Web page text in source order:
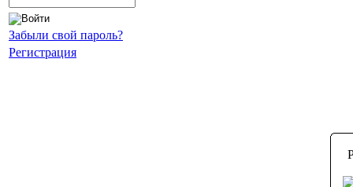
Забыли свой пароль?
Регистрация